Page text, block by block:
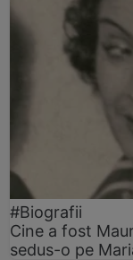
#Biografii
Cine a fost
sedus-o pe